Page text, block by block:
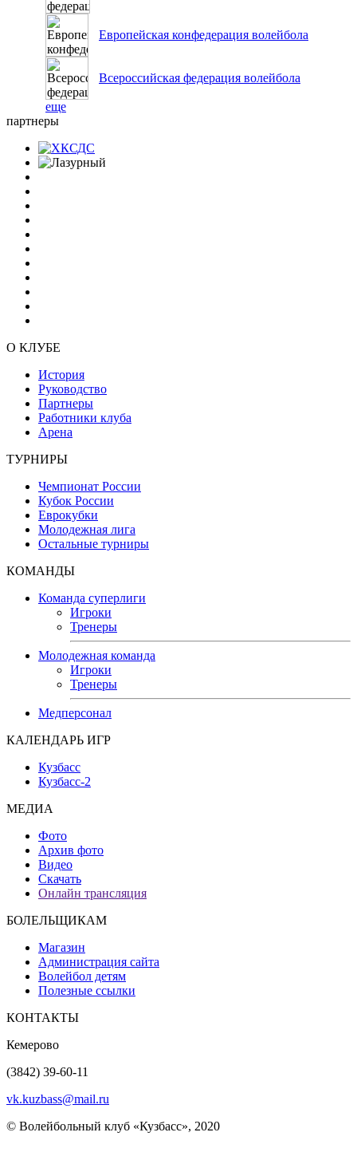
Европейская конфедерация волейбола
Всероссийская федерация волейбола
еще
партнеры
О КЛУБЕ
История
Руководство
Партнеры
Работники клуба
Арена
ТУРНИРЫ
Чемпионат России
Кубок России
Еврокубки
Молодежная лига
Остальные турниры
КОМАНДЫ
Команда суперлиги
Игроки
Тренеры
Молодежная команда
Игроки
Тренеры
Медперсонал
КАЛЕНДАРЬ ИГР
Кузбасс
Кузбасс-2
МЕДИА
Фото
Архив фото
Видео
Скачать
Онлайн трансляция
БОЛЕЛЬЩИКАМ
Магазин
Администрация сайта
Волейбол детям
Полезные ссылки
КОНТАКТЫ
Кемерово
(3842) 39-60-11
vk.kuzbass@mail.ru
© Волейбольный клуб «Кузбасс», 2020